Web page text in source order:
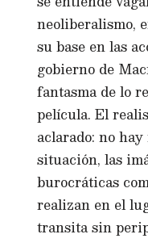
neoliberalismo,
su base en las
gobierno de
fantasma de lo
película. El
aclarado: no
situación, las
burocráticas
realizan en el
transita sin